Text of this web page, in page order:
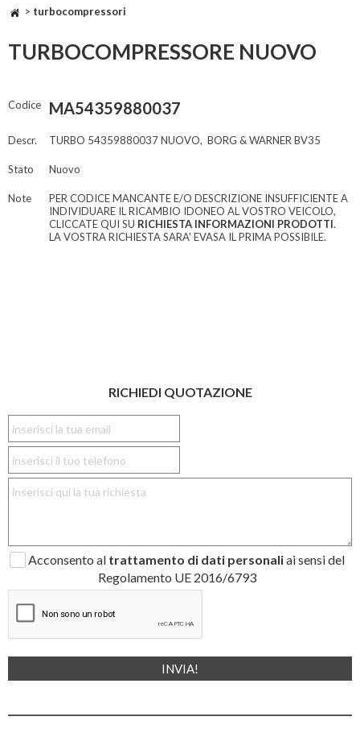
> turbocompressori
TURBOCOMPRESSORE NUOVO
Codice MA54359880037
Descr. TURBO 54359880037 NUOVO, BORG & WARNER BV35
Stato Nuovo
Note
PER CODICE MANCANTE E/O DESCRIZIONE INSUFFICIENTE A
INDIVIDUARE IL RICAMBIO IDONEO AL VOSTRO VEICOLO,
CLICCATE QUI SU RICHIESTA INFORMAZIONI PRODOTTI.
LA VOSTRA RICHIESTA SARA' EVASA IL PRIMA POSSIBILE.
RICHIEDI QUOTAZIONE
Acconsento al trattamento di dati personaliai sensi del
Regolamento UE 2016/6793